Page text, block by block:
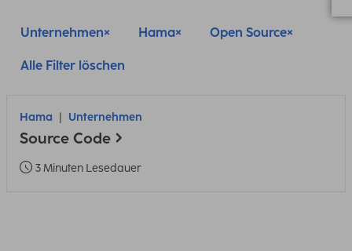
Unternehmen Hama Open Source
Alle Filter löschen
Hama Unternehmen
Source Code
3 Minuten Lesedauer